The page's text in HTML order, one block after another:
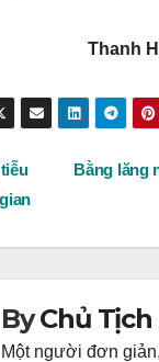
Thanh
Bằng lăng
ByChủ Tịch
Một người đơn